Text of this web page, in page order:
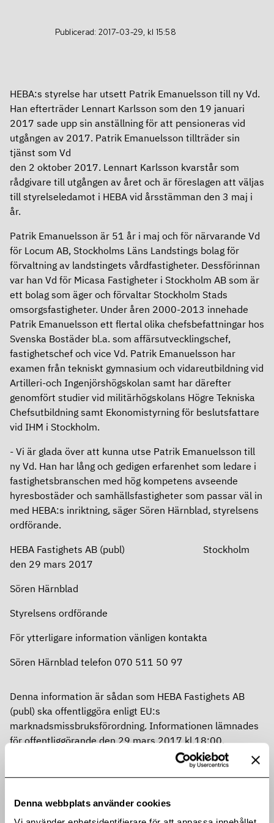
Denna webbplats använder cookies
Kalendarium
Aktien
Utdelning
Analyser
Ramverk för grön och hållbar finansiering
Obligationsprogram – MTN
Certifikatprogram
Banklån
Rating
Fastighetsvärdering
Bolagsstyrning
Bolagsstyrning
Årsstämma
Valberedning
Ledning
Ersättningar
Revisor
Bolagsordning
Bolagsstyrningsrapport
Årsredovisning
Om Heba
Om Heba
Kontakt
In English
Publicerad: 2017-03-29, kl 15:58
HEBA:s styrelse har utsett Patrik Emanuelsson till ny Vd.
Han efterträder Lennart Karlsson som den 19 januari
2017 sade upp sin anställning för att pensioneras vid
utgången av 2017. Patrik Emanuelsson tillträder sin
tjänst som Vd
den 2 oktober 2017. Lennart Karlsson kvarstår som
rådgivare till utgången av året och är föreslagen att väljas
till styrelseledamot i HEBA vid årsstämman den 3 maj i
år.
Patrik Emanuelsson är 51 år i maj och för närvarande Vd
för Locum AB, Stockholms Läns Landstings bolag för
förvaltning av landstingets vårdfastigheter. Dessförinnan
var han Vd för Micasa Fastigheter i Stockholm AB som är
ett bolag som äger och förvaltar Stockholm Stads
omsorgsfastigheter. Under åren 2000-2013 innehade
Patrik Emanuelsson ett flertal olika chefsbefattningar hos
Svenska Bostäder bl.a. som affärsutvecklingschef,
fastighetschef och vice Vd. Patrik Emanuelsson har
examen från tekniskt gymnasium och vidareutbildning vid
Artilleri-och Ingenjörshögskolan samt har därefter
genomfört studier vid militärhögskolans Högre Tekniska
Chefsutbildning samt Ekonomistyrning för beslutsfattare
vid IHM i Stockholm.
- Vi är glada över att kunna utse Patrik Emanuelsson till
ny Vd. Han har lång och gedigen erfarenhet som ledare i
fastighetsbranschen med hög kompetens avseende
hyresbostäder och samhällsfastigheter som passar väl in
med HEBA:s inriktning, säger Sören Härnblad, styrelsens
ordförande.
HEBA Fastighets AB (publ) Stockholm
den 29 mars 2017
Sören Härnblad
Styrelsens ordförande
För ytterligare information vänligen kontakta
Sören Härnblad telefon 070 511 50 97
Denna information är sådan som HEBA Fastighets AB
(publ) ska offentliggöra enligt EU:s
marknadsmissbruksförordning. Informationen lämnades
för offentliggörande den 29 mars 2017 kl.18:00.
HEBA:s affärsidé är att erbjuda sina hyresgäster en hög
servicenivå, ett attraktivt och tryggt boende med fokus
engagerad förvaltning och aktiv fastighetsutveckling.